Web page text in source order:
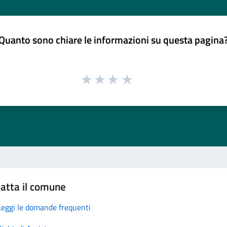
sono chiare le informazioni su questa
il comune
le domande frequenti